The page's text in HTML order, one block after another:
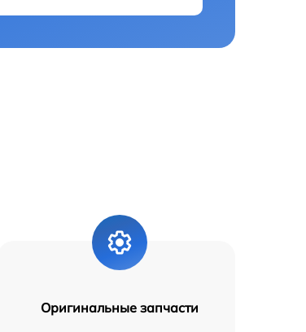
Оригинальные запчасти